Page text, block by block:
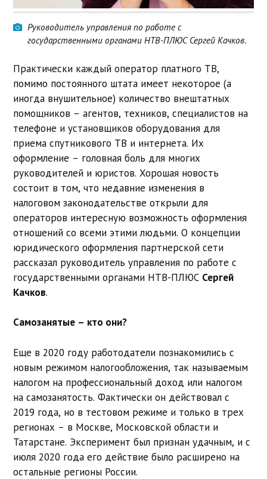
Руководитель управления по работе с
государственными органами НТВ-ПЛЮС Сергей Качков.
Практически каждый оператор платного ТВ,
помимо постоянного штата имеет некоторое (а
иногда внушительное) количество внештатных
помощников – агентов, техников, специалистов на
телефоне и установщиков оборудования для
приема спутникового ТВ и интернета. Их
оформление – головная боль для многих
руководителей и юристов. Хорошая новость
состоит в том, что недавние изменения в
налоговом законодательстве открыли для
операторов интересную возможность оформления
отношений со всеми этими людьми. О концепции
юридического оформления партнерской сети
рассказал руководитель управления по работе с
государственными органами НТВ-ПЛЮС Сергей
Качков.
Самозанятые – кто они?
Еще в 2020 году работодатели познакомились с
новым режимом налогообложения, так называемым
налогом на профессиональный доход или налогом
на самозанятость. Фактически он действовал с
2019 года, но в тестовом режиме и только в трех
регионах – в Москве, Московской области и
Татарстане. Эксперимент был признан удачным, и с
июля 2020 года его действие было расширено на
остальные регионы России.